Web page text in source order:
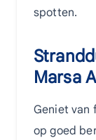
spotten.
Marsa
Geniet van
op goed